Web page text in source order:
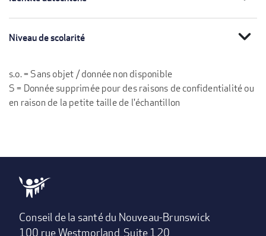
Niveau de scolarité expand_more
s.o. = Sans objet / donnée non disponible
S = Donnée supprimée pour des raisons de confidentialité ou
en raison de la petite taille de l'échantillon
Conseil de la santé du Nouveau-Brunswick
100 rue Westmorland, Suite 120